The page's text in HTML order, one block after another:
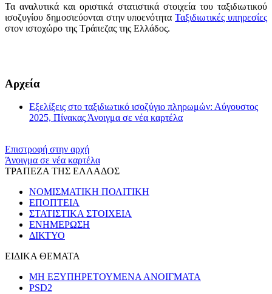
Τα αναλυτικά και οριστικά στατιστικά στοιχεία του ταξιδιωτικού
ισοζυγίου δημοσιεύονται στην υποενότηταΤαξιδιωτικές υπηρεσίες
στον ιστοχώρο της Τράπεζας της Ελλάδος.
Αρχεία
Εξελίξεις στο ταξιδιωτικό ισοζύγιο πληρωμών: Αύγουστος
2025, Πίνακας Άνοιγμα σε νέα καρτέλα
Επιστροφή στην αρχή
Άνοιγμα σε νέα καρτέλα
ΤΡΑΠΕΖΑ ΤΗΣ ΕΛΛΑΔΟΣ
ΝΟΜΙΣΜΑΤΙΚΗ ΠΟΛΙΤΙΚΗ
ΕΠΟΠΤΕΙΑ
ΣΤΑΤΙΣΤΙΚΑ ΣΤΟΙΧΕΙΑ
ΕΝΗΜΕΡΩΣΗ
ΔΙΚΤΥΟ
ΕΙΔΙΚΑ ΘΕΜΑΤΑ
ΜΗ ΕΞΥΠΗΡΕΤΟΥΜΕΝΑ ΑΝΟΙΓΜΑΤΑ
PSD2